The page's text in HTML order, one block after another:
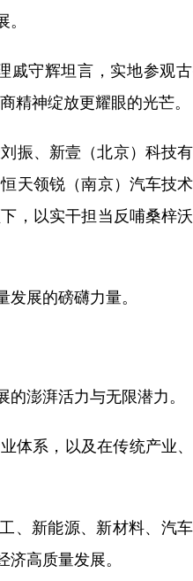
守辉坦言，实地参观
精神绽放更耀眼的光芒。
振、新壹（北京）科技
天领锐（南京）汽车技
，以实干担当反哺桑梓
展的磅礴力量。
澎湃活力与无限潜力。
体系，以及在传统产业
新能源、新材料、汽车
高质量发展。